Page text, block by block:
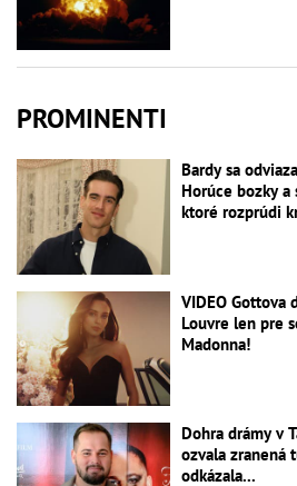
PROMINENTI
Bardy sa
Horúce bozky a
ktoré rozprúdi
VIDEO Gottova
Louvre len pre
Madonna!
Dohra drámy v
ozvala zranená
odkázala...